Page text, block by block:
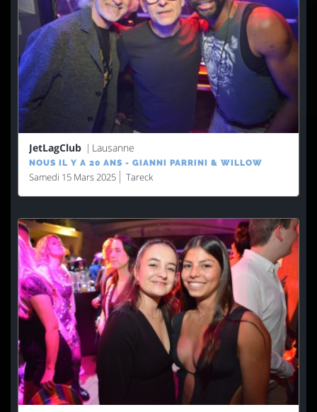
JetLagClub Lausanne
NOUS IL Y A 20 ANS - GIANNI PARRINI & WILLOW
Samedi 15 Mars 2025 Tareck